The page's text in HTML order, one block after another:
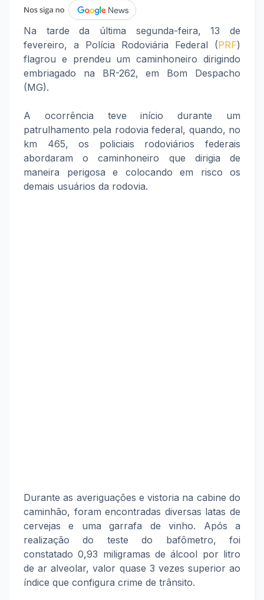
Na tarde da última segunda-feira, 13 de
fevereiro, a Polícia Rodoviária Federal (PRF)
flagrou e prendeu um caminhoneiro dirigindo
embriagado na BR-262, em Bom Despacho
(MG).
A ocorrência teve início durante um
patrulhamento pela rodovia federal, quando, no
km 465, os policiais rodoviários federais
abordaram o caminhoneiro que dirigia de
maneira perigosa e colocando em risco os
demais usuários da rodovia.
Durante as averiguações e vistoria na cabine do
caminhão, foram encontradas diversas latas de
cervejas e uma garrafa de vinho. Após a
realização do teste do bafômetro, foi
constatado 0,93 miligramas de álcool por litro
de ar alveolar, valor quase 3 vezes superior ao
índice que configura crime de trânsito.